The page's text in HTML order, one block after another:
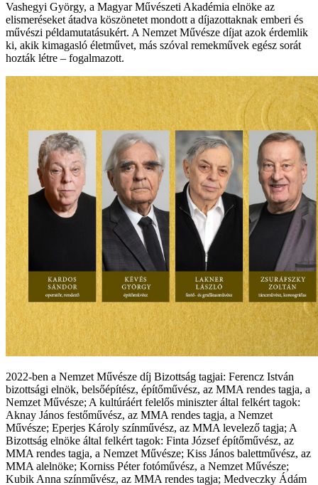
Vashegyi György, a Magyar Művészeti Akadémia elnöke az
elismeréseket átadva köszönetet mondott a díjazottaknak emberi és
művészi példamutatásukért. A Nemzet Művésze díjat azok érdemlik
ki, akik kimagasló életművet, más szóval remekművek egész sorát
hozták létre – fogalmazott.
2022-ben a Nemzet Művésze díj Bizottság tagjai: Ferencz István
bizottsági elnök, belsőépítész, építőművész, az MMA rendes tagja, a
Nemzet Művésze; A kultúráért felelős miniszter által felkért tagok:
Aknay János festőművész, az MMA rendes tagja, a Nemzet
Művésze; Eperjes Károly színművész, az MMA levelező tagja; A
Bizottság elnöke által felkért tagok: Finta József építőművész, az
MMA rendes tagja, a Nemzet Művésze; Kiss János balettművész, az
MMA alelnöke; Korniss Péter fotóművész, a Nemzet Művésze;
Kubik Anna színművész, az MMA rendes tagja; Medveczky Ádám